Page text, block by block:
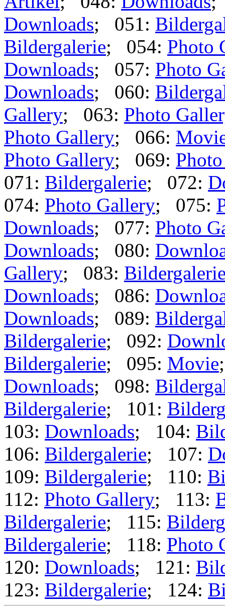
Downloads; 051:
Bildergalerie; 054: Photo
Downloads; 057: Photo
Downloads; 060:
Gallery; 063: Photo
Photo Gallery; 066:
Photo Gallery; 069:
071: Bildergalerie; 072:
074: Photo Gallery; 075:
Downloads; 077: Photo
Downloads; 080:
Gallery; 083:
Downloads; 086:
Downloads; 089:
Bildergalerie; 092:
Bildergalerie; 095: Movie
Downloads; 098:
Bildergalerie; 101:
103: Downloads; 104:
106: Bildergalerie; 107:
109: Bildergalerie; 110:
112: Photo Gallery; 113:
Bildergalerie; 115:
Bildergalerie; 118: Photo
120: Downloads; 121:
123: Bildergalerie; 124: